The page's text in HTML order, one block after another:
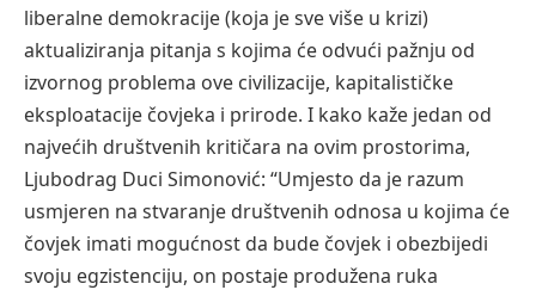
liberalne demokracije (koja je sve više u krizi)
aktualiziranja pitanja s kojima će odvući pažnju od
izvornog problema ove civilizacije, kapitalističke
eksploatacije čovjeka i prirode. I kako kaže jedan od
najvećih društvenih kritičara na ovim prostorima,
Ljubodrag Duci Simonović: “Umjesto da je razum
usmjeren na stvaranje društvenih odnosa u kojima će
čovjek imati mogućnost da bude čovjek i obezbijedi
svoju egzistenciju, on postaje produžena ruka